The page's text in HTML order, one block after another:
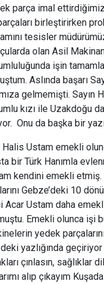
parça imal ettirdiğimiz
birleştirirken
tesisler
olan Asil
işin
Aslında başarı
gelmemişti. Sayın
kızı ile Uzakdoğu
Onu da başka bir
Halis Ustam emekli
bir Türk Hanımla
kendini emekli etmiş.
Gebze’deki 10
Acar Ustam daha
Emekli olunca işi
yedek
yazlığında
çınlasın, sağlıklar
alıp çıkayım